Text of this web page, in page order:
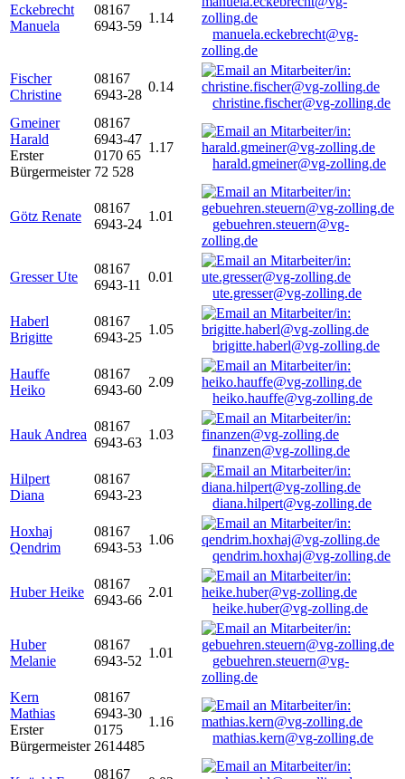
Eckebrecht
Manuela
08167
6943-59
1.14
manuela.eckebrecht@vg-
zolling.de
Fischer
Christine
08167
6943-28
0.14
christine.fischer@vg-zolling.de
Gmeiner
Harald
Erster
Bürgermeister
08167
6943-47
0170 65
72 528
1.17
harald.gmeiner@vg-zolling.de
Götz Renate
08167
6943-24
1.01
gebuehren.steuern@vg-
zolling.de
Gresser Ute
08167
6943-11
0.01
ute.gresser@vg-zolling.de
Haberl
Brigitte
08167
6943-25
1.05
brigitte.haberl@vg-zolling.de
Hauffe
Heiko
08167
6943-60
2.09
heiko.hauffe@vg-zolling.de
Hauk Andrea
08167
6943-63
1.03
finanzen@vg-zolling.de
Hilpert
Diana
08167
6943-23
diana.hilpert@vg-zolling.de
Hoxhaj
Qendrim
08167
6943-53
1.06
qendrim.hoxhaj@vg-zolling.de
Huber Heike
08167
6943-66
2.01
heike.huber@vg-zolling.de
Huber
Melanie
08167
6943-52
1.01
gebuehren.steuern@vg-
zolling.de
Kern
Mathias
Erster
Bürgermeister
08167
6943-30
0175
2614485
1.16
mathias.kern@vg-zolling.de
08167